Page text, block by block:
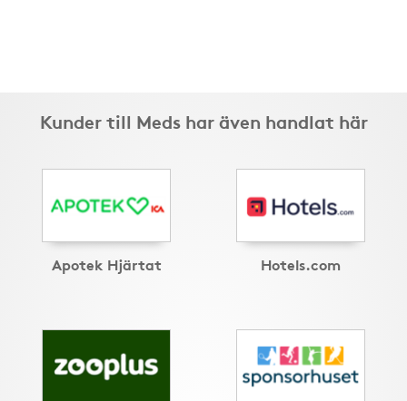
Kunder till Meds har även handlat här
Apotek Hjärtat Hotels.com